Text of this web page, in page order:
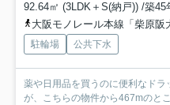
92.64㎡ (3LDK＋S(納戸)) /築45
大阪モノレール本線「柴原阪
駐輪場 公共下水
薬や日用品を買うのに便利なドラ
が、こちらの物件から467mのと